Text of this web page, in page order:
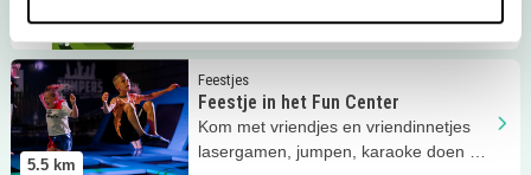
5.5 km
leren golfen tijdens jouw feestje!
5.5 km
Feestjes
Feestje in het Fun Center
Kom met vriendjes en vriendinnetjes
lasergamen, jumpen, karaoke doen en
Lees meer Feestje in het Fun Center